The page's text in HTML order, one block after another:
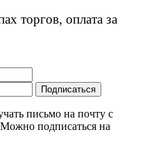
торгов, оплата за
письмо на почту с
подписаться на